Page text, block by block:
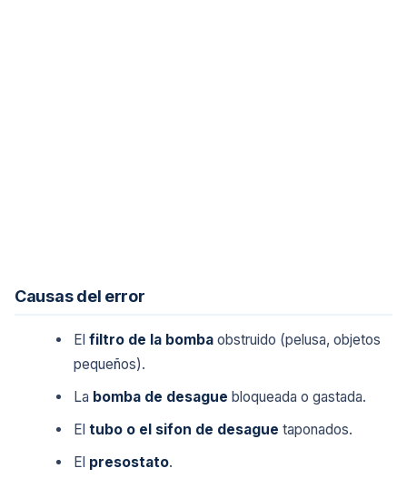
Causas del error
Elfiltro de la bomba obstruido (pelusa, objetos
pequeños).
La bomba de desague bloqueada o gastada.
Eltubo o el sifon de desague taponados.
El presostato.